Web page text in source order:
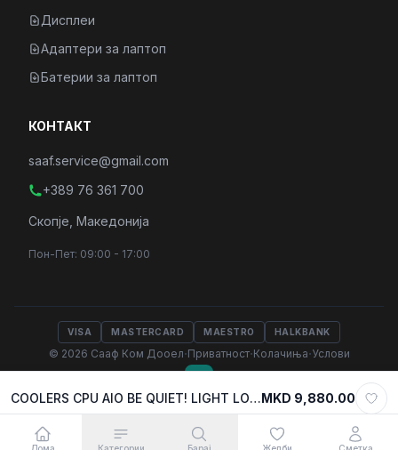
COOLERS CPU AIO BE QUIET! LIGHT LOOP 360 White, 3x120mm Light Wings LX 120mm ARGB PWM, w/REFFIL OPTION, ARGB LED on pump, w/ARGB HUB, BW023MKD 9,880.00
Select variant
MKD 9,880.00 Додади во кошничка
Дисплеи
Адаптери за лаптоп
Батерии за лаптоп
КОНТАКТ
saaf.service@gmail.com
+389 76 361 700
Скопје, Македонија
Пон-Пет: 09:00 - 17:00
VISA MASTERCARD MAESTRO HALKBANK
© 2026 Сааф Ком Дооел·Приватност·Колачиња·Услови